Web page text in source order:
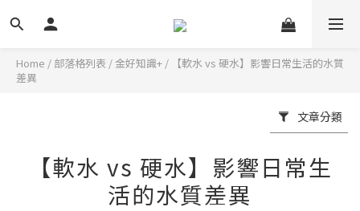
Home / 部落格列表 /金好知識+ /
【軟水 vs 硬水】影響日常生活的水質
差異
文章分類
【軟水 vs 硬水】影響日常生
活的水質差異